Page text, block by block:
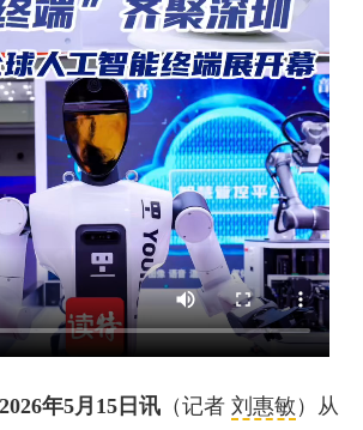
年5月15日讯（记者 刘惠敏 ）从